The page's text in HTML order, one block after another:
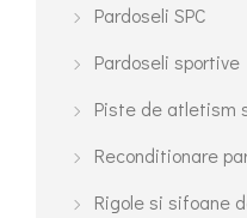
Pardoseli SPC
Pardoseli sportive
Piste de atletism
Reconditionare
Rigole si sifoane